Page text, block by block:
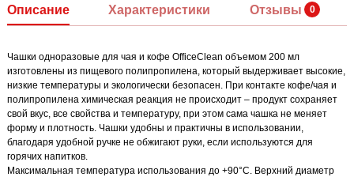
Описание Характеристики Отзывы
Чашки одноразовые для чая и кофе OfficeClean объемом 200 мл
изготовлены из пищевого полипропилена, который выдерживает высокие,
низкие температуры и экологически безопасен. При контакте кофе/чая и
полипропилена химическая реакция не происходит – продукт сохраняет
свой вкус, все свойства и температуру, при этом сама чашка не меняет
форму и плотность. Чашки удобны и практичны в использовании,
благодаря удобной ручке не обжигают руки, если используются для
горячих напитков.
Максимальная температура использования до +90°С. Верхний диаметр